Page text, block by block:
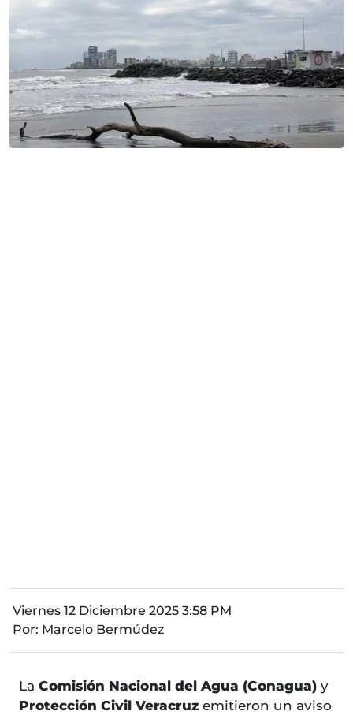
Viernes 12 Diciembre 2025 3:58 PM
Por: Marcelo Bermúdez
La Comisión Nacional del Agua (Conagua) y
Protección Civil Veracruz emitieron un aviso